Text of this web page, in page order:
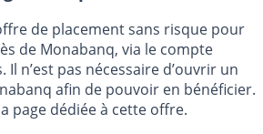
: 3% pendant 6 mois
de placement sans risque pour
de Monabanq, via le compte
n’est pas nécessaire d’ouvrir un